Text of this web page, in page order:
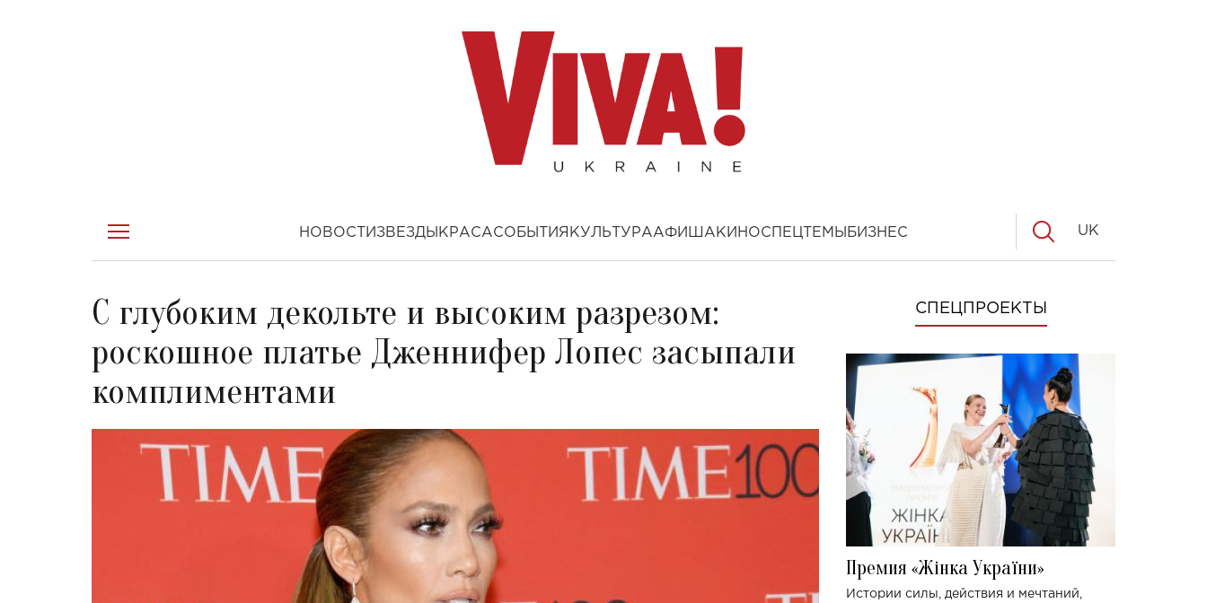
НОВОСТИ ЗВЕЗДЫ КРАСАСОБЫТИЯ КУЛЬТУРААФИША КИНОСПЕЦТЕМЫ БИЗНЕС UK
С глубоким декольте и высоким разрезом:
роскошное платье Дженнифер Лопес засыпали
комплиментами
СПЕЦПРОЕКТЫ
Премия «Жінка України»
Истории силы, действия и мечтаний,